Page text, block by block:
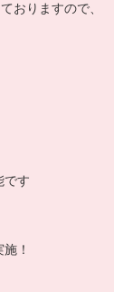
おりますので、
です
！